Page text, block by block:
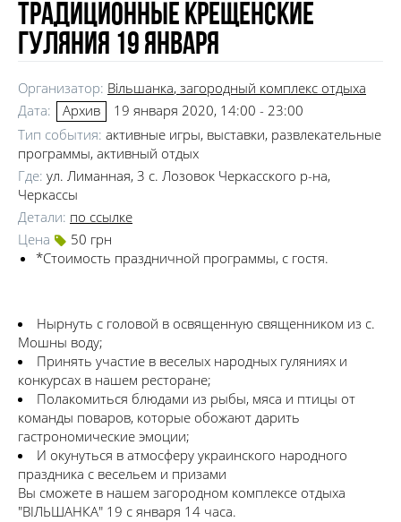
Традиционные Крещенские
гуляния 19 января
Организатор: Вільшанка, загородный комплекс отдыха
Дата:
Архив
19 января 2020, 14:00 - 23:00
Тип события: активные игры, выставки, развлекательные
программы, активный отдых
Где: ул. Лиманная, 3 с. Лозовок Черкасского р-на,
Черкассы
Детали: по ссылке
Цена
50 грн
*Стоимость праздничной программы, с гостя.
Нырнуть с головой в освященную священником из с.
Мошны воду;
Принять участие в веселых народных гуляниях и
конкурсах в нашем ресторане;
Полакомиться блюдами из рыбы, мяса и птицы от
команды поваров, которые обожают дарить
гастрономические эмоции;
И окунуться в атмосферу украинского народного
праздника с весельем и призами
Вы сможете в нашем загородном комплексе отдыха
"ВІЛЬШАНКА" 19 с января 14 часа.